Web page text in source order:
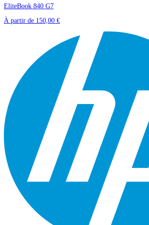
EliteBook 840 G7
À partir de 150,00 €